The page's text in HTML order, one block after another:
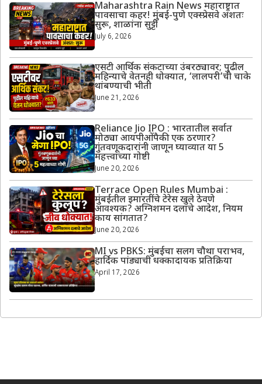
Maharashtra Rain News महाराष्ट्रात
पावसाचा कहर! मुंबई-पुणे एक्स्प्रेसवे अंशतः
सुरू, शाळांना सुट्टी
July 6, 2026
एसटी आर्थिक संकटाच्या उंबरठ्यावर; पुढील
महिन्याचे वेतनही धोक्यात, ‘लालपरी’ची चाके
थांबण्याची भीती
June 21, 2026
Reliance Jio IPO : भारतातील सर्वात
मोठ्या आयपीओंपैकी एक ठरणार?
गुंतवणूकदारांनी जाणून घ्याव्यात या 5
महत्त्वाच्या गोष्टी
June 20, 2026
Terrace Open Rules Mumbai :
मुंबईतील इमारतींचे टेरेस खुले ठेवणे
आवश्यक? अग्निशमन दलाचे आदेश, नियम
काय सांगतात?
June 20, 2026
MI vs PBKS: मुंबईचा सलग चौथा पराभव,
हार्दिक पांड्याची धक्कादायक प्रतिक्रिया
April 17, 2026